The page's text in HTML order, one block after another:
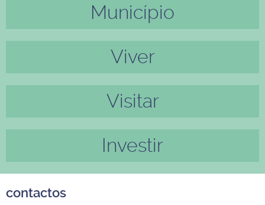
Município
Viver
Visitar
Investir
contactos